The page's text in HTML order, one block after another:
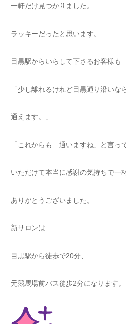
一軒だけ見つかりました。
ラッキーだったと思います。
目黒駅からいらして下さるお客様も
「少し離れるけれど目黒通り沿いな
通えます。」
「これからも 通いますね」と言っ
いただけて本当に感謝の気持ちで一
ありがとうございました。
新サロンは
目黒駅から徒歩で20分、
元競馬場前バス徒歩2分になります。